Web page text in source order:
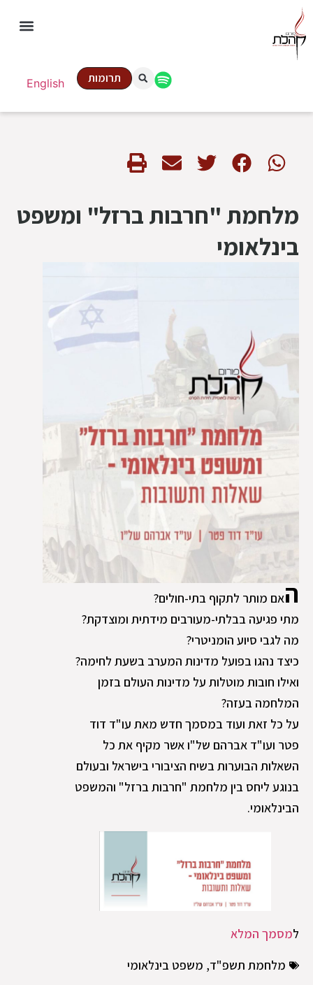
English תרומות
מלחמת "חרבות ברזל" ומשפט
בינלאומי
האם מותר לתקוף בתי-חולים?
מתי פגיעה בבלתי-מעורבים מידתית ומוצדקת?
מה לגבי סיוע הומניטרי?
כיצד נהגו בפועל מדינות המערב בשעת לחימה?
ואילו חובות מוטלות על מדינות העולם בזמן
המלחמה בעזה?
על כל זאת ועוד במסמך חדש מאת עו"ד דוד
פטר ועו"ד אברהם של"ו אשר מקיף את כל
השאלות הבוערות בשיח הציבורי בישראל ובעולם
בנוגע ליחס בין מלחמת "חרבות ברזל" והמשפט
הבינלאומי.
למסמך המלא
מלחמת תשפ"ד, משפט בינלאומי